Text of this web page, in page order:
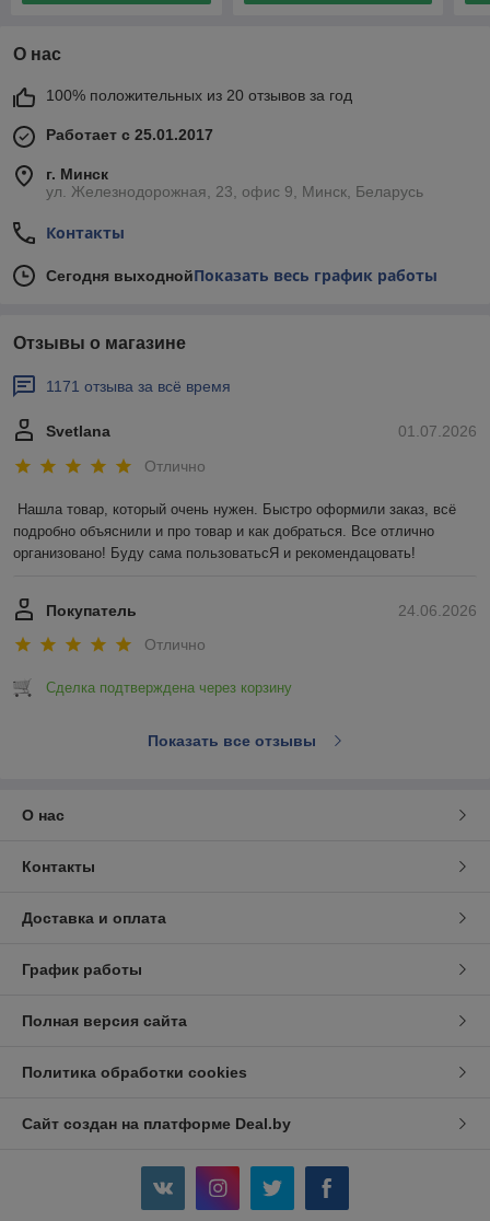
О нас
100% положительных из 20 отзывов за год
Работает с 25.01.2017
г. Минск
ул. Железнодорожная, 23, офис 9, Минск, Беларусь
Контакты
Сегодня выходнойПоказать весь график работы
Отзывы о магазине
1171 отзыва за всё время
01.07.2026
Svetlana
Отлично
Нашла товар, который очень нужен. Быстро оформили заказ, всё
подробно объяснили и про товар и как добраться. Все отлично
организовано! Буду сама пользоватьсЯ и рекомендацовать!
24.06.2026
Покупатель
Отлично
Сделка подтверждена через корзину
Показать все отзывы
О нас
Контакты
Доставка и оплата
График работы
Полная версия сайта
Политика обработки cookies
Сайт создан на платформе Deal.by